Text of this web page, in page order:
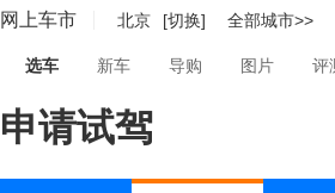
网上车市 北京 [切换] 全部城市>>
选车 新车 导购 图片 评
申请试驾